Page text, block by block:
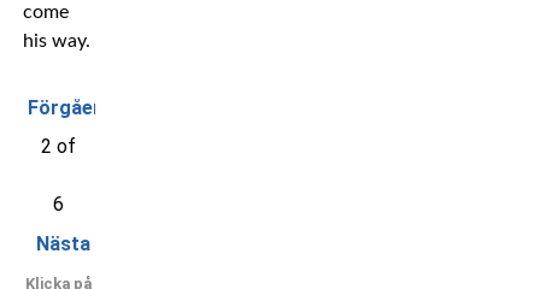
come
his way.
Förgående
2 of
6
Nästa
Klicka på